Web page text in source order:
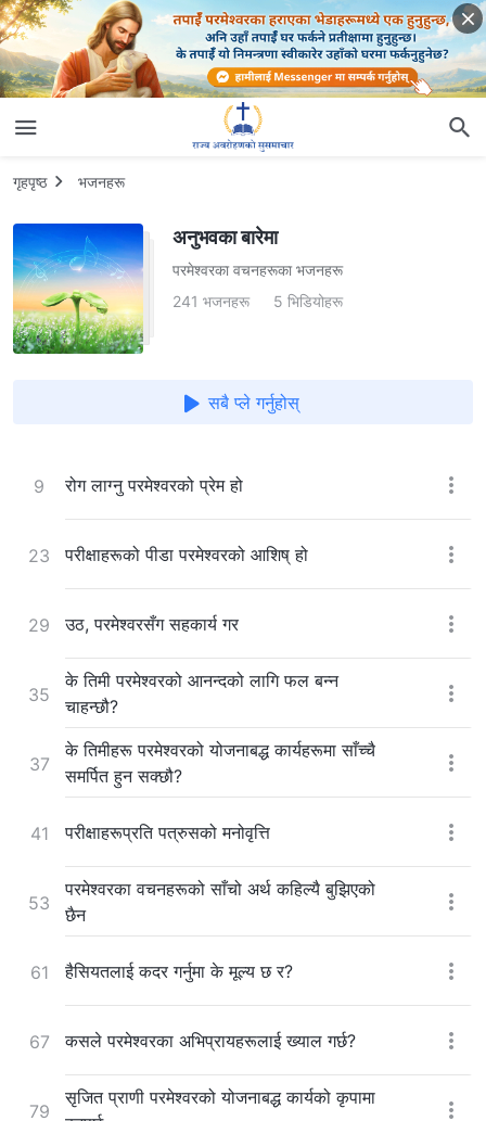
गृहपृष्ठ भजनहरू
अनुभवका बारेमा
परमेश्‍वरका वचनहरूका भजनहरू
241 भजनहरू
5 भिडियोहरू
सबै प्ले गर्नुहोस्
9 रोग लाग्नु परमेश्‍वरको प्रेम हो
23 परीक्षाहरूको पीडा परमेश्‍वरको आशिष् हो
29 उठ, परमेश्‍वरसँग सहकार्य गर
35
के तिमी परमेश्‍वरको आनन्दको लागि फल बन्न
चाहन्छौ?
37
के तिमीहरू परमेश्‍वरको योजनाबद्ध कार्यहरूमा साँच्चै
समर्पित हुन सक्छौ?
41 परीक्षाहरूप्रति पत्रुसको मनोवृत्ति
53
परमेश्‍वरका वचनहरूको साँचो अर्थ कहिल्यै बुझिएको
छैन
61 हैसियतलाई कदर गर्नुमा के मूल्य छ र?
67 कसले परमेश्‍वरका अभिप्रायहरूलाई ख्याल गर्छ?
79
सृजित प्राणी परमेश्‍वरको योजनाबद्ध कार्यको कृपामा